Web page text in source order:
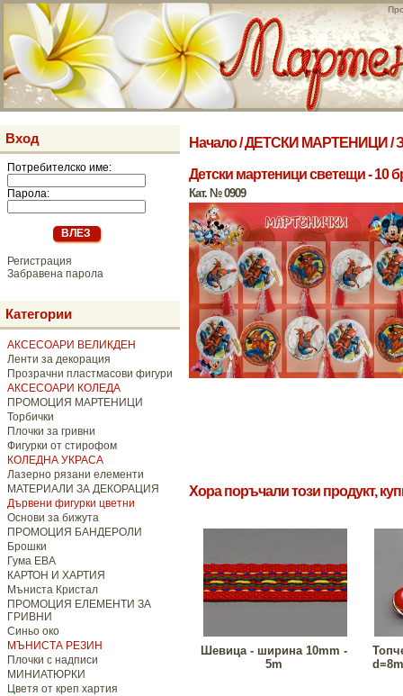
Вход
Потребителско име:
Парола:
Регистрация
Забравена парола
Категории
АКСЕСОАРИ ВЕЛИКДЕН
Ленти за декорация
Прозрачни пластмасови фигури
АКСЕСОАРИ КОЛЕДА
ПРОМОЦИЯ МАРТЕНИЦИ
Торбички
Плочки за гривни
Фигурки от стирофом
КОЛЕДНА УКРАСА
Лазерно рязани елементи
МАТЕРИАЛИ ЗА ДЕКОРАЦИЯ
Дървени фигурки цветни
Основи за бижута
ПРОМОЦИЯ БАНДЕРОЛИ
Брошки
Гума ЕВА
КАРТОН И ХАРТИЯ
Мъниста Кристал
ПРОМОЦИЯ ЕЛЕМЕНТИ ЗА
ГРИВНИ
Синьо око
МЪНИСТА РЕЗИН
Плочки с надписи
МИНИАТЮРКИ
Цветя от креп хартия
Начало/ДЕТСКИ МАРТЕНИЦИ /
Детски мартеници светещи - 10
Кат. № 0909
Хора поръчали този продукт,
Шевица - ширина 10mm -
5m